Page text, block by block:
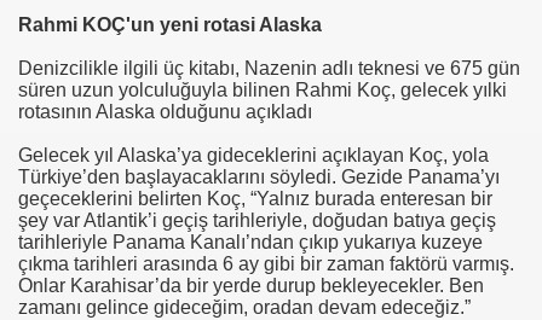
Rahmi KOÇ'un yeni rotasi Alaska
Denizcilikle ilgili üç kitabı, Nazenin adlı teknesi ve 675 gün
süren uzun yolculuğuyla bilinen Rahmi Koç, gelecek yılki
rotasının Alaska olduğunu açıkladı
Gelecek yıl Alaska’ya gideceklerini açıklayan Koç, yola
Türkiye’den başlayacaklarını söyledi. Gezide Panama’yı
geçeceklerini belirten Koç, “Yalnız burada enteresan bir
şey var Atlantik’i geçiş tarihleriyle, doğudan batıya geçiş
tarihleriyle Panama Kanalı’ndan çıkıp yukarıya kuzeye
çıkma tarihleri arasında 6 ay gibi bir zaman faktörü varmış.
Onlar Karahisar’da bir yerde durup bekleyecekler. Ben
zamanı gelince gideceğim, oradan devam edeceğiz.”